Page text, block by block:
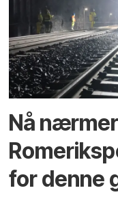
Nå
for denne